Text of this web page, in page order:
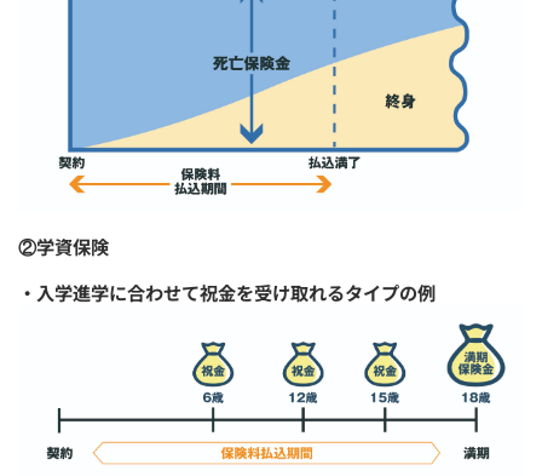
②学資保険
・入学進学に合わせて祝金を受け取れるタイプの例